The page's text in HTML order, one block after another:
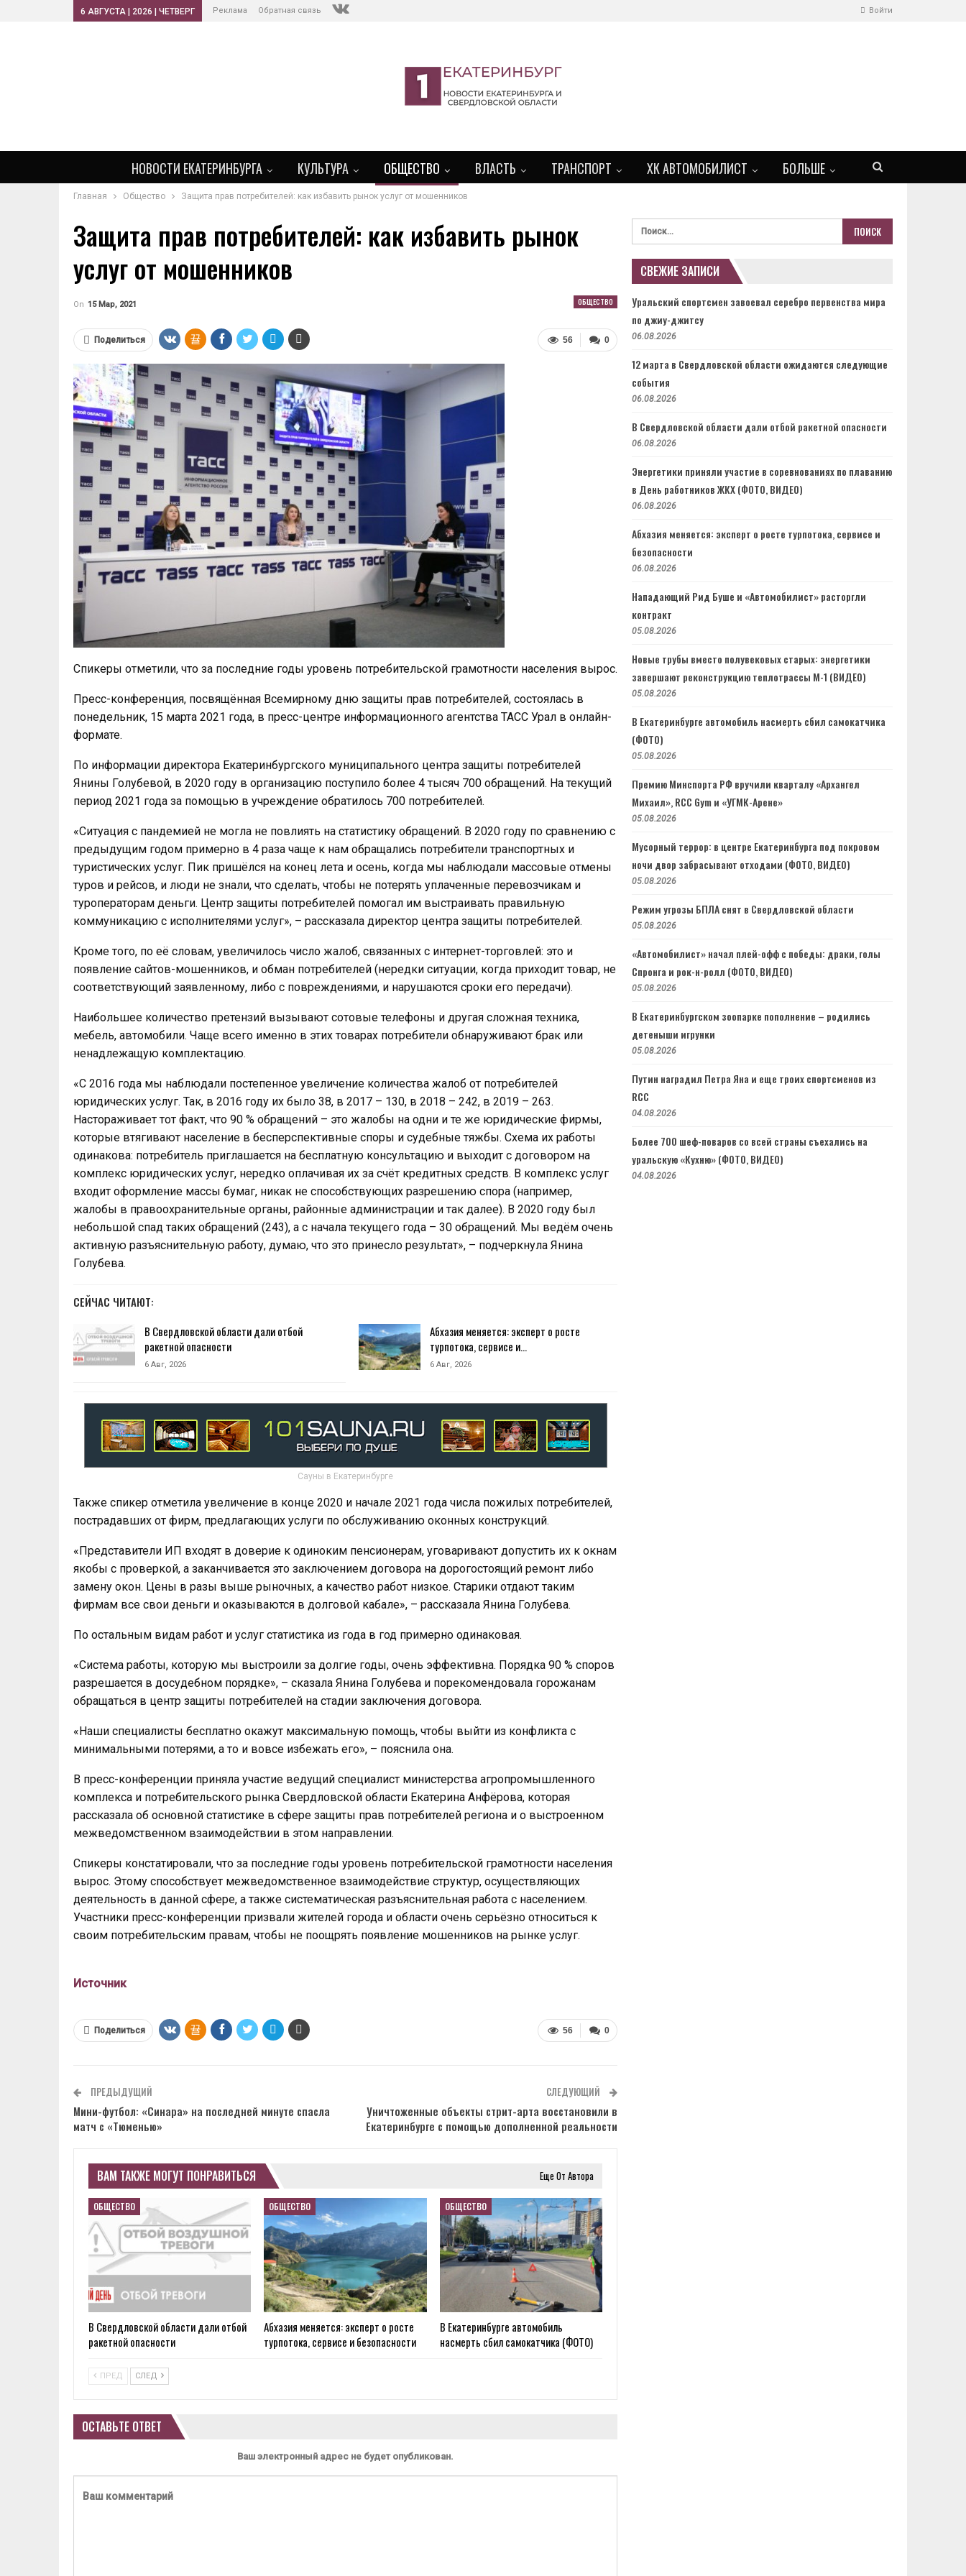
Войти
6 АВГУСТА | 2026 | ЧЕТВЕРГ Реклама Обратная связь
НОВОСТИ ЕКАТЕРИНБУРГА КУЛЬТУРА ОБЩЕСТВО ВЛАСТЬ ТРАНСПОРТ ХК АВТОМОБИЛИСТ БОЛЬШЕ
Главная Общество Защита прав потребителей: как избавить рынок услуг от мошенников
Защита прав потребителей: как избавить рынок
услуг от мошенников
ОБЩЕСТВО
On 15 Мар, 2021
0
56
Поделиться
Спикеры отметили, что за последние годы уровень потребительской грамотности населения вырос.
Пресс-конференция, посвящённая Всемирному дню защиты прав потребителей, состоялась в
понедельник, 15 марта 2021 года, в пресс-центре информационного агентства ТАСС Урал в онлайн-
формате.
По информации директора Екатеринбургского муниципального центра защиты потребителей
Янины Голубевой, в 2020 году в организацию поступило более 4 тысяч 700 обращений. На текущий
период 2021 года за помощью в учреждение обратилось 700 потребителей.
«Ситуация с пандемией не могла не повлиять на статистику обращений. В 2020 году по сравнению с
предыдущим годом примерно в 4 раза чаще к нам обращались потребители транспортных и
туристических услуг. Пик пришёлся на конец лета и осень, когда мы наблюдали массовые отмены
туров и рейсов, и люди не знали, что сделать, чтобы не потерять уплаченные перевозчикам и
туроператорам деньги. Центр защиты потребителей помогал им выстраивать правильную
коммуникацию с исполнителями услуг», – рассказала директор центра защиты потребителей.
Кроме того, по её словам, увеличилось число жалоб, связанных с интернет-торговлей: это и
появление сайтов-мошенников, и обман потребителей (нередки ситуации, когда приходит товар, не
соответствующий заявленному, либо с повреждениями, и нарушаются сроки его передачи).
Наибольшее количество претензий вызывают сотовые телефоны и другая сложная техника,
мебель, автомобили. Чаще всего именно в этих товарах потребители обнаруживают брак или
ненадлежащую комплектацию.
«С 2016 года мы наблюдали постепенное увеличение количества жалоб от потребителей
юридических услуг. Так, в 2016 году их было 38, в 2017 – 130, в 2018 – 242, в 2019 – 263.
Настораживает тот факт, что 90 % обращений – это жалобы на одни и те же юридические фирмы,
которые втягивают население в бесперспективные споры и судебные тяжбы. Схема их работы
одинакова: потребитель приглашается на бесплатную консультацию и выходит с договором на
комплекс юридических услуг, нередко оплачивая их за счёт кредитных средств. В комплекс услуг
входит оформление массы бумаг, никак не способствующих разрешению спора (например,
жалобы в правоохранительные органы, районные администрации и так далее). В 2020 году был
небольшой спад таких обращений (243), а с начала текущего года – 30 обращений. Мы ведём очень
активную разъяснительную работу, думаю, что это принесло результат», – подчеркнула Янина
Голубева.
СЕЙЧАС ЧИТАЮТ:
В Свердловской области дали отбой
ракетной опасности
6 Авг, 2026
Абхазия меняется: эксперт о росте
турпотока, сервисе и…
6 Авг, 2026
Сауны в Екатеринбурге
Также спикер отметила увеличение в конце 2020 и начале 2021 года числа пожилых потребителей,
пострадавших от фирм, предлагающих услуги по обслуживанию оконных конструкций.
«Представители ИП входят в доверие к одиноким пенсионерам, уговаривают допустить их к окнам
якобы с проверкой, а заканчивается это заключением договора на дорогостоящий ремонт либо
замену окон. Цены в разы выше рыночных, а качество работ низкое. Старики отдают таким
фирмам все свои деньги и оказываются в долговой кабале», – рассказала Янина Голубева.
По остальным видам работ и услуг статистика из года в год примерно одинаковая.
«Система работы, которую мы выстроили за долгие годы, очень эффективна. Порядка 90 % споров
разрешается в досудебном порядке», – сказала Янина Голубева и порекомендовала горожанам
обращаться в центр защиты потребителей на стадии заключения договора.
«Наши специалисты бесплатно окажут максимальную помощь, чтобы выйти из конфликта с
минимальными потерями, а то и вовсе избежать его», – пояснила она.
В пресс-конференции приняла участие ведущий специалист министерства агропромышленного
комплекса и потребительского рынка Свердловской области Екатерина Анфёрова, которая
рассказала об основной статистике в сфере защиты прав потребителей региона и о выстроенном
межведомственном взаимодействии в этом направлении.
Спикеры констатировали, что за последние годы уровень потребительской грамотности населения
вырос. Этому способствует межведомственное взаимодействие структур, осуществляющих
деятельность в данной сфере, а также систематическая разъяснительная работа с населением.
Участники пресс-конференции призвали жителей города и области очень серьёзно относиться к
своим потребительским правам, чтобы не поощрять появление мошенников на рынке услуг.
Источник
0
56
Поделиться
ПРЕДЫДУЩИЙ
Мини-футбол: «Синара» на последней минуте спасла
матч с «Тюменью»
СЛЕДУЮЩИЙ
Уничтоженные объекты стрит-арта восстановили в
Екатеринбурге с помощью дополненной реальности
ВАМ ТАКЖЕ МОГУТ ПОНРАВИТЬСЯ Еще От Автора
ОБЩЕСТВО
В Свердловской области дали отбой
ракетной опасности
ОБЩЕСТВО
Абхазия меняется: эксперт о росте
турпотока, сервисе и безопасности
ОБЩЕСТВО
В Екатеринбурге автомобиль
насмерть сбил самокатчика (ФОТО)
ПРЕД СЛЕД
ОСТАВЬТЕ ОТВЕТ
Ваш электронный адрес не будет опубликован.
СВЕЖИЕ ЗАПИСИ
Уральский спортсмен завоевал серебро первенства мира
по джиу-джитсу
06.08.2026
12 марта в Свердловской области ожидаются следующие
события
06.08.2026
В Свердловской области дали отбой ракетной опасности
06.08.2026
Энергетики приняли участие в соревнованиях по плаванию
в День работников ЖКХ (ФОТО, ВИДЕО)
06.08.2026
Абхазия меняется: эксперт о росте турпотока, сервисе и
безопасности
06.08.2026
Нападающий Рид Буше и «Автомобилист» расторгли
контракт
05.08.2026
Новые трубы вместо полувековых старых: энергетики
завершают реконструкцию теплотрассы М-1 (ВИДЕО)
05.08.2026
В Екатеринбурге автомобиль насмерть сбил самокатчика
(ФОТО)
05.08.2026
Премию Минспорта РФ вручили кварталу «Архангел
Михаил», RCC Gym и «УГМК-Арене»
05.08.2026
Мусорный террор: в центре Екатеринбурга под покровом
ночи двор забрасывают отходами (ФОТО, ВИДЕО)
05.08.2026
Режим угрозы БПЛА снят в Свердловской области
05.08.2026
«Автомобилист» начал плей-офф с победы: драки, голы
Спронга и рок-н-ролл (ФОТО, ВИДЕО)
05.08.2026
В Екатеринбургском зоопарке пополнение – родились
детеныши игрунки
05.08.2026
Путин наградил Петра Яна и еще троих спортсменов из
RCC
04.08.2026
Более 700 шеф-поваров со всей страны съехались на
уральскую «Кухню» (ФОТО, ВИДЕО)
04.08.2026